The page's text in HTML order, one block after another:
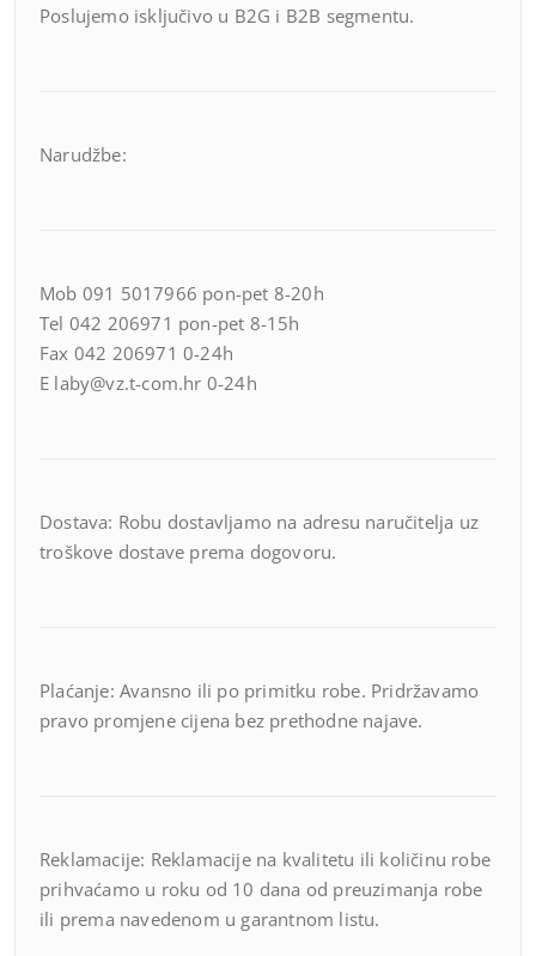
Poslujemo isključivo u B2G i B2B segmentu.
Narudžbe:
Mob 091 5017966 pon-pet 8-20h
Tel 042 206971 pon-pet 8-15h
Fax 042 206971 0-24h
E laby@vz.t-com.hr 0-24h
Dostava: Robu dostavljamo na adresu naručitelja uz
troškove dostave prema dogovoru.
Plaćanje: Avansno ili po primitku robe. Pridržavamo
pravo promjene cijena bez prethodne najave.
Reklamacije: Reklamacije na kvalitetu ili količinu robe
prihvaćamo u roku od 10 dana od preuzimanja robe
ili prema navedenom u garantnom listu.